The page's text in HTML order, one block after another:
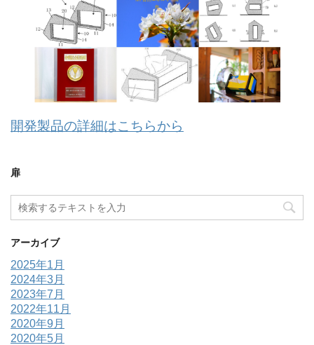
開発製品の詳細はこちらから
扉
アーカイブ
2025年1月
2024年3月
2023年7月
2022年11月
2020年9月
2020年5月